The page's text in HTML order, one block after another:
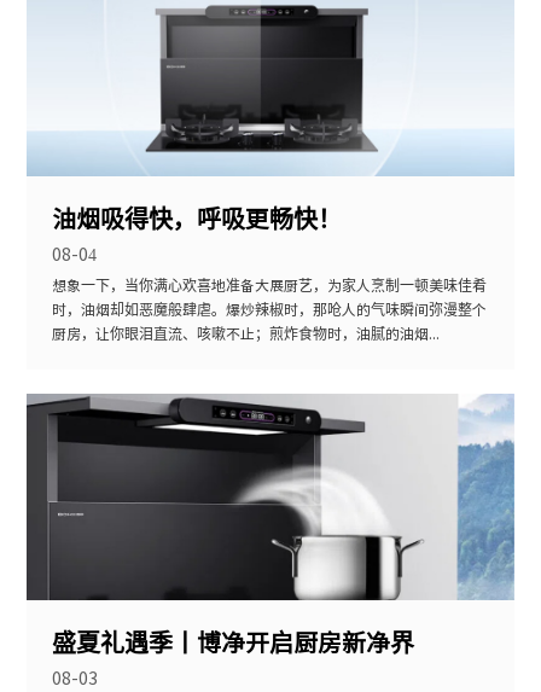
油烟吸得快，呼吸更畅快！
08-04
想象一下，当你满心欢喜地准备大展厨艺，为家人烹制一顿美味佳肴
时，油烟却如恶魔般肆虐。爆炒辣椒时，那呛人的气味瞬间弥漫整个
厨房，让你眼泪直流、咳嗽不止；煎炸食物时，油腻的油烟...
盛夏礼遇季丨博净开启厨房新净界
08-03